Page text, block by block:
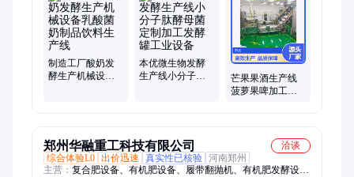
制造工厂酸奶发
酵生产机械设备
本优微生物发酵
生产线小分子肽
芒果果酒生产线
菠萝果啤加工线
郑州华融重工科技有限公司
洽谈
综合体验L0 出价迅速 真实性已核验 河南郑州
主营： 复合肥设备、有机肥设备、履带翻抛机、有机肥发酵设